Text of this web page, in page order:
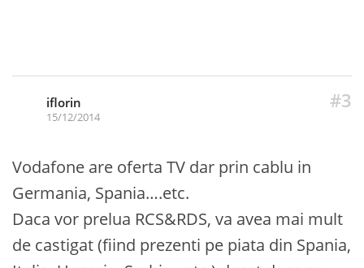
#3
iflorin
15/12/2014
Vodafone are oferta TV dar prin cablu in
Germania, Spania….etc.
Daca vor prelua RCS&RDS, va avea mai mult
de castigat (fiind prezenti pe piata din Spania,